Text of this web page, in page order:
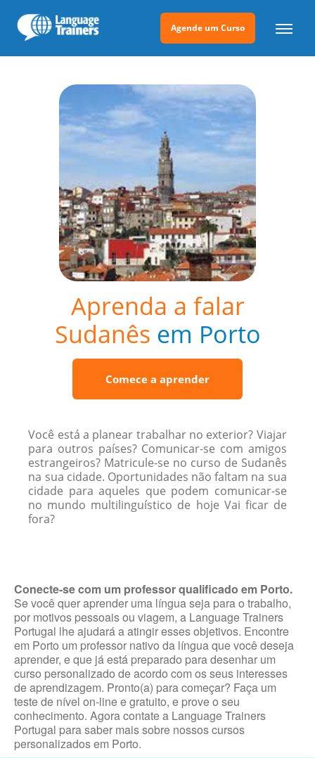
Agende um Curso
Aprenda a falar
Sudanês em Porto
Comece a aprender
Você está a planear trabalhar no exterior? Viajar
para outros países? Comunicar-se com amigos
estrangeiros? Matricule-se no curso de Sudanês
na sua cidade. Oportunidades não faltam na sua
cidade para aqueles que podem comunicar-se
no mundo multilinguístico de hoje Vai ficar de
fora?
Conecte-se com um professor qualificado em Porto.
Se você quer aprender uma língua seja para o trabalho,
por motivos pessoais ou viagem, a Language Trainers
Portugal lhe ajudará a atingir esses objetivos. Encontre
em Porto um professor nativo da língua que você deseja
aprender, e que já está preparado para desenhar um
curso personalizado de acordo com os seus interesses
de aprendizagem. Pronto(a) para começar? Faça um
teste de nível on-line e gratuito, e prove o seu
conhecimento. Agora contate a Language Trainers
Portugal para saber mais sobre nossos cursos
personalizados em Porto.